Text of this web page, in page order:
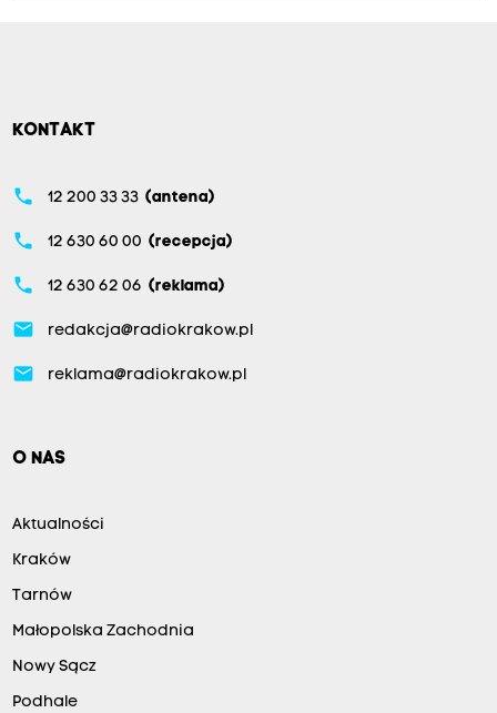
KONTAKT
phone 12 200 33 33 (antena)
phone 12 630 60 00 (recepcja)
phone 12 630 62 06 (reklama)
email redakcja@radiokrakow.pl
email reklama@radiokrakow.pl
O NAS
Aktualności
Kraków
Tarnów
Małopolska Zachodnia
Nowy Sącz
Podhale